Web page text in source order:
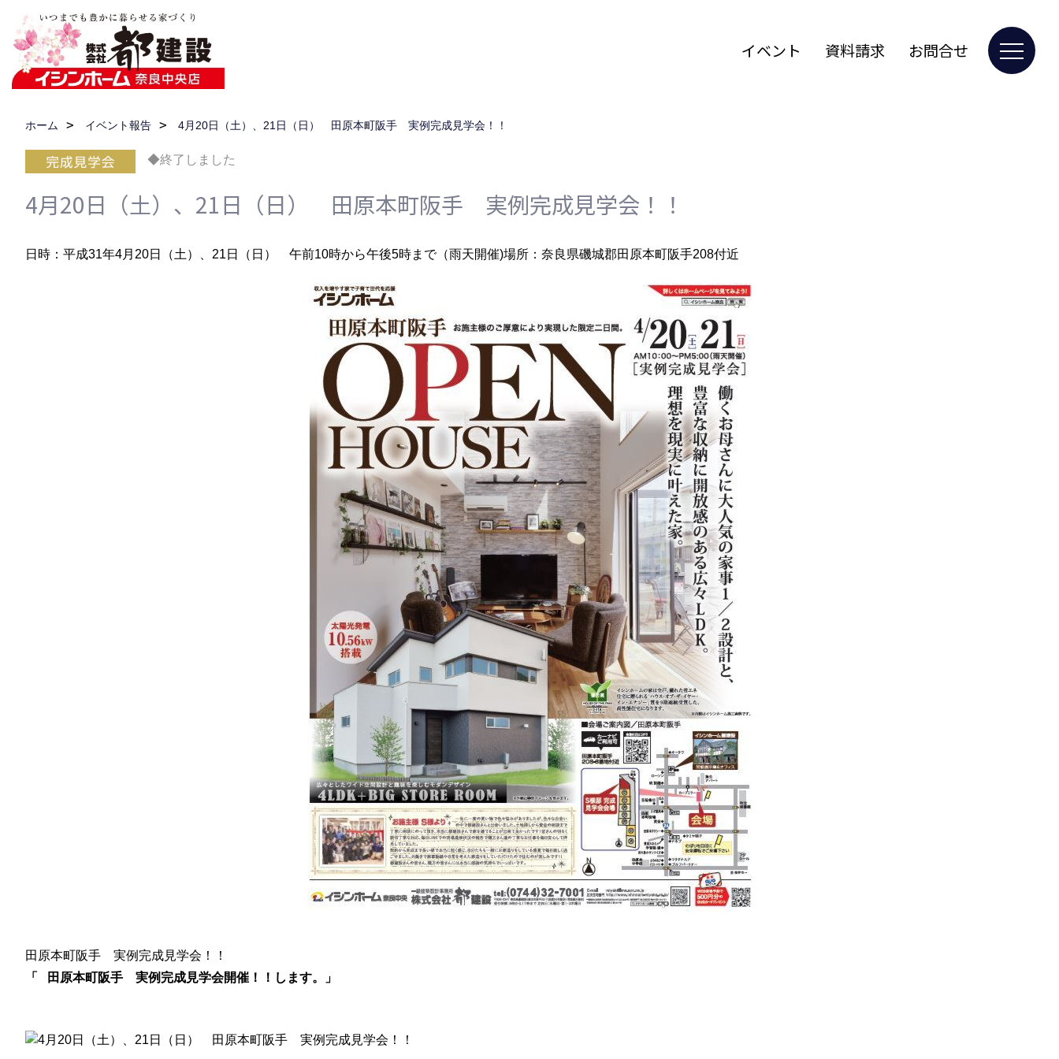
イベント 資料請求 お問合せ
ホーム イベント報告 4月20日（土）、21日（日） 田原本町阪手 実例完成見学会！！
◆終了しました
4月20日（土）、21日（日） 田原本町阪手 実例完成見学会！！
日時：平成31年4月20日（土）、21日（日） 午前10時から午後5時まで（雨天開催)場所：奈良県磯城郡田原本町阪手208付近
田原本町阪手 実例完成見学会！！
「 田原本町阪手 実例完成見学会開催！！します。」